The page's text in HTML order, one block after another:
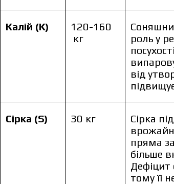
Калій (K)
120-160
кг
роль у
від
Сірка (S) 30 кг
Сірка
пряма
більше
Дефіцит
тому її
Я ознайомився
персональних